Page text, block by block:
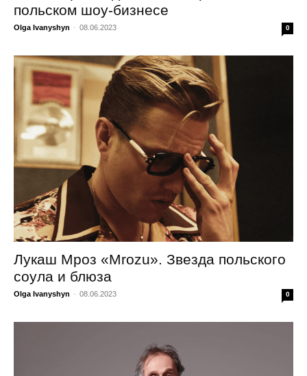
польском шоу-бизнесе
Olga Ivanyshyn - 08.06.2023 0
Лукаш Мроз «Mrozu». Звезда польского
соула и блюза
Olga Ivanyshyn - 08.06.2023 0